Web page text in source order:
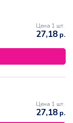
Цена 1 шт.
27,18р.
Цена 1 шт.
27,18р.